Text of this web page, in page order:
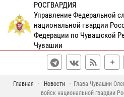
РОСГВАРДИЯ
Управление Федеральной
национальной гвардии
Федерации по Чувашской
Чувашии
Главная Новости
Глава Чувашии
войск национальной гвардии